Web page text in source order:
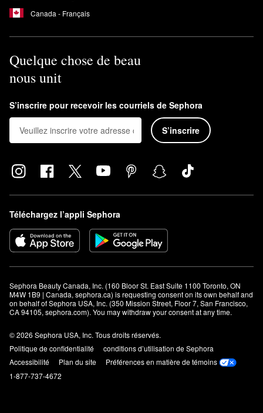
Canada - Français
Quelque chose de beau
nous unit
S’inscrire pour recevoir les courriels de Sephora
S’inscrire
Téléchargez l’appli Sephora
Sephora Beauty Canada, Inc. (160 Bloor St. East Suite 1100 Toronto, ON
M4W 1B9 | Canada, sephora.ca) is requesting consent on its own behalf and
on behalf of Sephora USA, Inc. (350 Mission Street, Floor 7, San Francisco,
CA 94105, sephora.com). You may withdraw your consent at any time.
© 2026 Sephora USA, Inc. Tous droits réservés.
Politique de confidentialité
conditions d’utilisation de Sephora
Accessibilité
Plan du site
Préférences en matière de témoins
1-877-737-4672